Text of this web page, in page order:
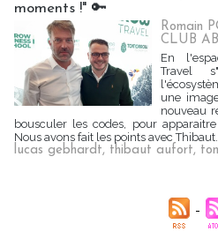
moments !" 🔑
Romain
CLUB
En
Travel
une
nouveau
bousculer les codes, pour
Nous avons fait les points avec
lucas gebhardt, thibaut aufort,